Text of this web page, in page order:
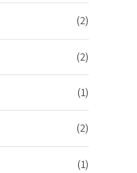
(2)
(2)
(1)
(2)
(1)